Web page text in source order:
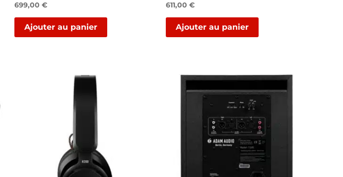
699,00 €
Ajouter au panier
611,00 €
Ajouter au panier